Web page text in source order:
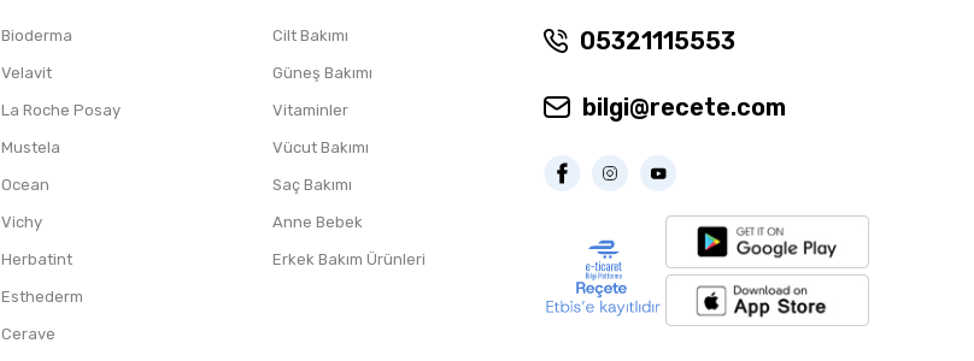
Bioderma
Velavit
La Roche Posay
Mustela
Ocean
Vichy
Herbatint
Esthederm
Cerave
Cilt Bakımı
Güneş Bakımı
Vitaminler
Vücut Bakımı
Saç Bakımı
Anne Bebek
Erkek Bakım Ürünleri
05321115553
bilgi@recete.com